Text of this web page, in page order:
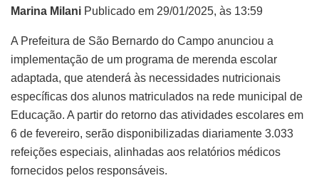
Marina Milani Publicado em 29/01/2025, às 13:59
A Prefeitura de São Bernardo do Campo anunciou a
implementação de um programa de merenda escolar
adaptada, que atenderá às necessidades nutricionais
específicas dos alunos matriculados na rede municipal de
Educação. A partir do retorno das atividades escolares em
6 de fevereiro, serão disponibilizadas diariamente 3.033
refeições especiais, alinhadas aos relatórios médicos
fornecidos pelos responsáveis.